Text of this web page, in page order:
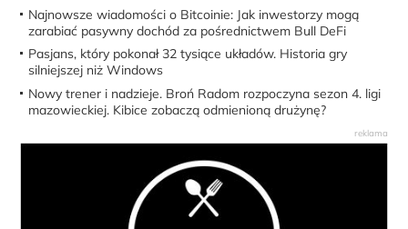
Najnowsze wiadomości o Bitcoinie: Jak inwestorzy mogą
zarabiać pasywny dochód za pośrednictwem Bull DeFi
Pasjans, który pokonał 32 tysiące układów. Historia gry
silniejszej niż Windows
Nowy trener i nadzieje. Broń Radom rozpoczyna sezon 4. ligi
mazowieckiej. Kibice zobaczą odmienioną drużynę?